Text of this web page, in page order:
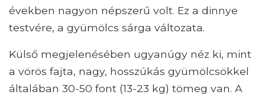
években nagyon népszerű volt. Ez a dinnye
testvére, a gyümölcs sárga változata.
Külső megjelenésében ugyanúgy néz ki, mint
a vörös fajta, nagy, hosszúkás gyümölcsökkel
általában 30-50 font (13-23 kg) tömeg van. A